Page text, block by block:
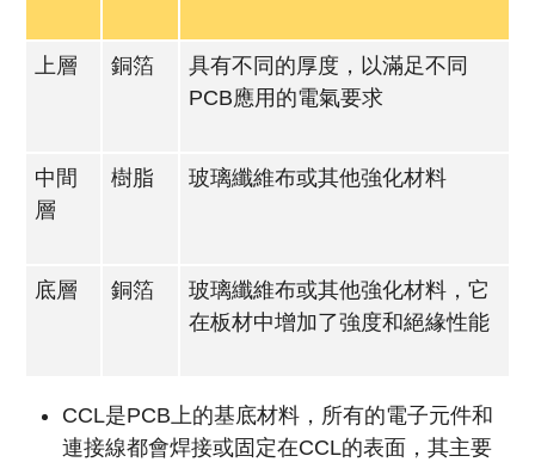
上層 銅箔
具有不同的厚度，以滿足不同
PCB應用的電氣要求
中間
層
樹脂 玻璃纖維布或其他強化材料
底層 銅箔
玻璃纖維布或其他強化材料，它
在板材中增加了強度和絕緣性能
CCL是PCB上的基底材料，所有的電子元件和
連接線都會焊接或固定在CCL的表面，其主要